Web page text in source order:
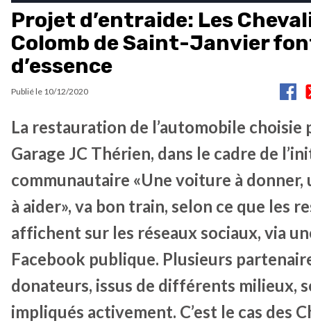
Projet d’entraide: Les
Colomb de Saint-Janvier
d’essence
Publié le 10/12/2020
La restauration de l’automobile choisie
Garage JC Thérien, dans le cadre de
communautaire «Une voiture à donner,
à aider», va bon train, selon ce que les
affichent sur les réseaux sociaux, via
Facebook publique. Plusieurs
donateurs, issus de différents milieux,
impliqués activement. C’est le cas des